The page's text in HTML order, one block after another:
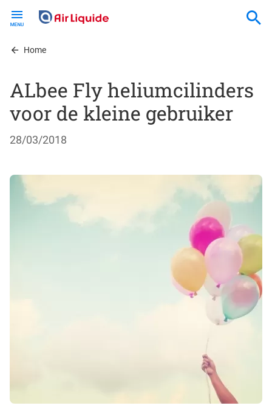
contentHome
ALbee Fly heliumcilinders
voor de kleine gebruiker
28/03/2018